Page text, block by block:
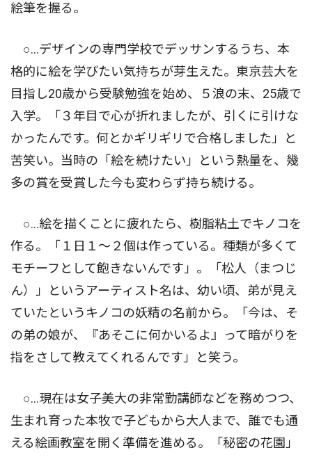
絵筆を握る。
○...デザインの専門学校でデッサンするうち、本
格的に絵を学びたい気持ちが芽生えた。東京芸大を
目指し20歳から受験勉強を始め、５浪の末、25歳で
入学。「３年目で心が折れましたが、引くに引けな
かったんです。何とかギリギリで合格しました」と
苦笑い。当時の「絵を続けたい」という熱量を、幾
多の賞を受賞した今も変わらず持ち続ける。
○...絵を描くことに疲れたら、樹脂粘土でキノコを
作る。「１日１〜２個は作っている。種類が多くて
モチーフとして飽きないんです」。「松人（まつじ
ん）」というアーティスト名は、幼い頃、弟が見え
ていたというキノコの妖精の名前から。「今は、そ
の弟の娘が、『あそこに何かいるよ』って暗がりを
指をさして教えてくれるんです」と笑う。
○...現在は女子美大の非常勤講師などを務めつつ、
生まれ育った本牧で子どもから大人まで、誰でも通
える絵画教室を開く準備を進める。「秘密の花園」